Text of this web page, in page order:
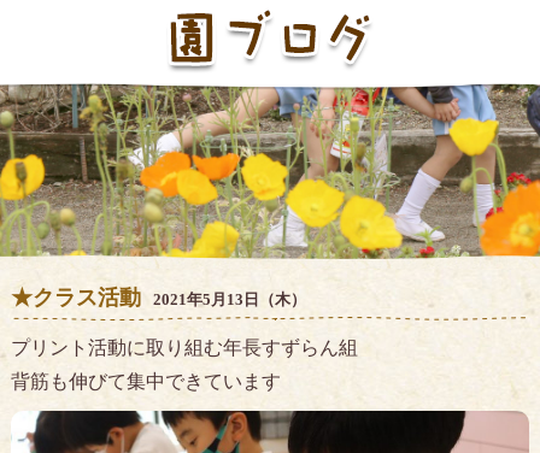
★クラス活動 2021年5月13日（木）
プリント活動に取り組む年長すずらん組
背筋も伸びて集中できています